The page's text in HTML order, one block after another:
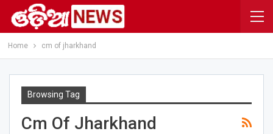
Home cm of jharkhand
Browsing Tag
Cm Of Jharkhand